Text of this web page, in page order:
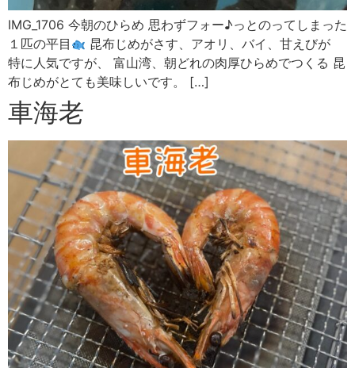
IMG_1706 今朝のひらめ 思わずフォー♪っとのってしまった
１匹の平目
昆布じめがさす、アオリ、バイ、甘えびが
特に人気ですが、 富山湾、朝どれの肉厚ひらめでつくる 昆
布じめがとても美味しいです。 […]
車海老